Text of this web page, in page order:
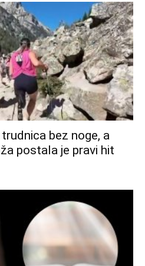
bez noge, a
postala je pravi hit